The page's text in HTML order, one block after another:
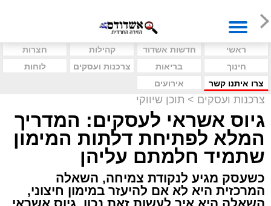
ראשי חדשות אשדוד קהילות
חצרות
חינוך
בריאות צרכנות ועסקים
לוחות
צרו איתנו קשר
אירועים
צרכנות ועסקים > תוכן שיווקי
גיוס אשראי לעסקים: המדריך
המלא לפתיחת דלתות המימון
שתמיד חלמתם עליהן
כשעסק מגיע לנקודת צמיחה, השאלה
המרכזית היא לא אם להיעזר במימון חיצוני,